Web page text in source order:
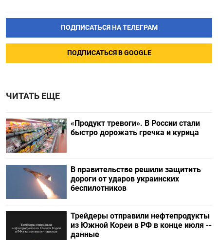
ПОДПИСАТЬСЯ НА ТЕЛЕГРАМ
ПОДПИСАТЬСЯ В GOOGLE
ЧИТАТЬ ЕЩЕ
«Продукт тревоги». В России стали
быстро дорожать гречка и курица
В правительстве решили защитить
дороги от ударов украинских
беспилотников
Трейдеры отправили нефтепродукты
из Южной Кореи в РФ в конце июля --
данные